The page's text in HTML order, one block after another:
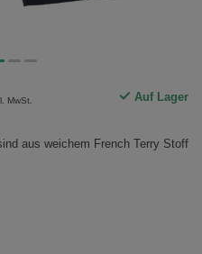
MwSt. Auf Lager
aus weichem French Terry Stoff